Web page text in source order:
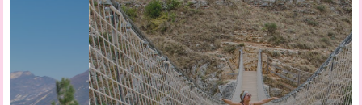
Sur le pont tibétain le
plus haut d’Europe
234 mètres de long et suspendu à plus de
140 mètres, ainsi se déploie le Ponte nel
Cielo, dans la Val Tartano. Une passerelle